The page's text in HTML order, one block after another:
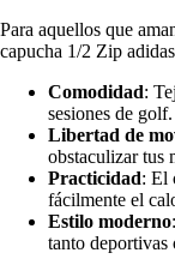
Para aquellos que
capucha 1/2 Zip
Comodidad:
sesiones de golf.
Libertad de
obstaculizar tus
Practicidad: El
fácilmente el
Estilo moderno
tanto deportivas